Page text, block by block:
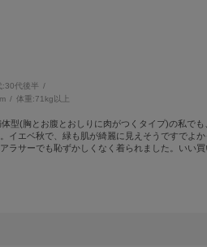
:30代後半
体重:71kg以上
型(胸とお腹とおしりに肉がつくタイプ)の私で
イエベ秋で、緑も肌が綺麗に見えそうですでよ
サーでも恥ずかしくなく着られました。いい買